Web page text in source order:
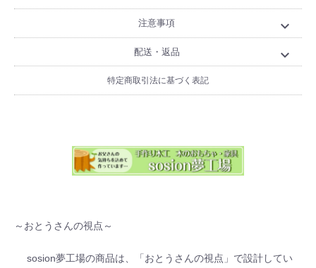
注意事項 expand_more
配送・返品 expand_more
特定商取引法に基づく表記
～おとうさんの視点～